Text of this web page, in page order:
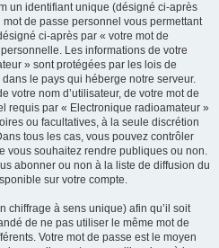
un identifiant unique (désigné ci-après
de passe personnel vous permettant
ci-après par « votre mot de
Les informations de votre
» sont protégées par les lois de
le pays qui héberge notre serveur.
votre nom d’utilisateur, de votre mot de
requis par « Electronique radioamateur »
ou facultatives, à la seule discrétion
tous les cas, vous pouvez contrôler
vous souhaitez rendre publiques ou non.
abonner ou non à la liste de diffusion du
sur votre compte.
chiffrage à sens unique) afin qu’il soit
de ne pas utiliser le même mot de
Votre mot de passe est le moyen